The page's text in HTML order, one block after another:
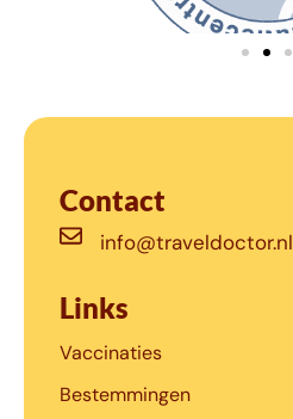
Contact
info@traveldoctor.nl
Links
Vaccinaties
Bestemmingen